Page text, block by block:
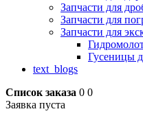
Запчасти для
Запчасти для
Запчасти для
Гусеницы
text_blogs
Список заказа 0 0
Заявка пуста